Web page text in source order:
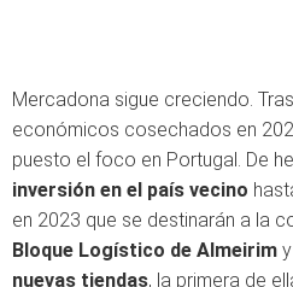
Mercadona sigue creciendo.
económicos cosechados en
puesto el foco en Portugal. De
inversión en el país vecino
en 2023 que se destinarán a la
Bloque Logístico de Almeirim
nuevas tiendas, la primera de